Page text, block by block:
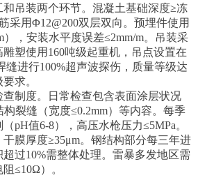
吊装两个环节。混凝土基础深度≥冻
采用Φ12@200双层双向。预埋件使用
），安装水平度误差≤2mm/m。吊装采
塑使用160吨级起重机，吊点设置在
缝进行100%超声波探伤，质量等级达
求。
制度。日常检查包含表面涂层状况
构裂缝（宽度≤0.2mm）等内容。每季
pH值6-8），高压水枪压力≤5MPa。
膜厚度≥35μm。钢结构部分每三年进
过10%需整体处理。雷暴多发地区需
≤10Ω）。